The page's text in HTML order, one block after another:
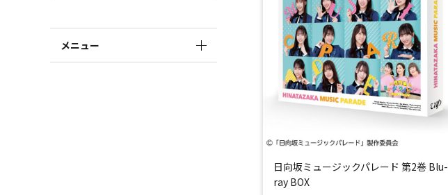
メニュー
日向坂ミュージックパレード 第2巻 Blu-
ray BOX